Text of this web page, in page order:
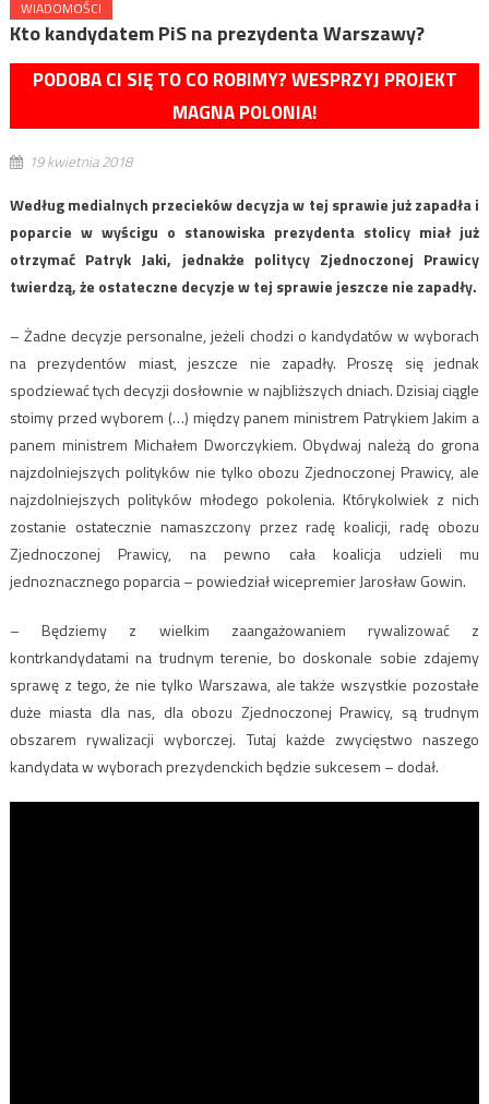
WIADOMOŚCI
Kto kandydatem PiS na prezydenta Warszawy?
PODOBA CI SIĘ TO CO ROBIMY? WESPRZYJ PROJEKT
MAGNA POLONIA!
19 kwietnia 2018
Według medialnych przecieków decyzja w tej sprawie już zapadła i
poparcie w wyścigu o stanowiska prezydenta stolicy miał już
otrzymać Patryk Jaki, jednakże politycy Zjednoczonej Prawicy
twierdzą, że ostateczne decyzje w tej sprawie jeszcze nie zapadły.
– Żadne decyzje personalne, jeżeli chodzi o kandydatów w wyborach
na prezydentów miast, jeszcze nie zapadły. Proszę się jednak
spodziewać tych decyzji dosłownie w najbliższych dniach. Dzisiaj ciągle
stoimy przed wyborem (…) między panem ministrem Patrykiem Jakim a
panem ministrem Michałem Dworczykiem. Obydwaj należą do grona
najzdolniejszych polityków nie tylko obozu Zjednoczonej Prawicy, ale
najzdolniejszych polityków młodego pokolenia. Którykolwiek z nich
zostanie ostatecznie namaszczony przez radę koalicji, radę obozu
Zjednoczonej Prawicy, na pewno cała koalicja udzieli mu
jednoznacznego poparcia – powiedział wicepremier Jarosław Gowin.
– Będziemy z wielkim zaangażowaniem rywalizować z
kontrkandydatami na trudnym terenie, bo doskonale sobie zdajemy
sprawę z tego, że nie tylko Warszawa, ale także wszystkie pozostałe
duże miasta dla nas, dla obozu Zjednoczonej Prawicy, są trudnym
obszarem rywalizacji wyborczej. Tutaj każde zwycięstwo naszego
kandydata w wyborach prezydenckich będzie sukcesem – dodał.